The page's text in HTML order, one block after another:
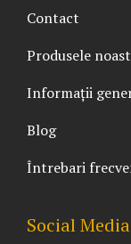
Contact
Produsele
Informații
Blog
Întrebari
Social Media